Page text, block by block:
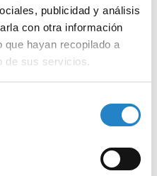
publicidad y análisis
con otra información
que hayan recopilado a
de sus servicios.